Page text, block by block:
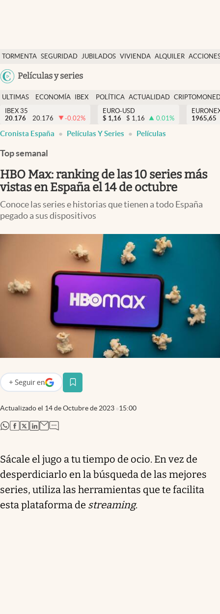
TORMENTA SEGURIDAD JUBILADOS VIVIENDA ALQUILER
USA
Películas y series
Economía y finanzas
Política
Actualidad
Criptomonedas
España
ULTIMAS
NOTICIAS
ECONOMÍA
FINANZAS
IBEX
EURO
POLÍTICA ACTUALIDAD
IBEX 35
20.176
20.176 -0.02%
EURO-USD
$ 1,16 $ 1,16 0.01%
1965,65
Cronista España Películas Y Series Películas
Top semanal
HBO Max: ranking de las 10 series más
vistas en España el 14 de octubre
Conoce las series e historias que tienen a todo España
pegado a sus dispositivos
Actualizado el 14 de Octubre de 2023 15:00
+ Seguir en
abre en nueva pestaña
abre en nueva pestaña
abre en nueva pestaña
abre en nueva pestaña
abre en nueva pestaña
Sácale el jugo a tu tiempo de ocio. En vez de
desperdiciarlo en la búsqueda de las mejores
series, utiliza las herramientas que te facilita
esta plataforma de streaming.